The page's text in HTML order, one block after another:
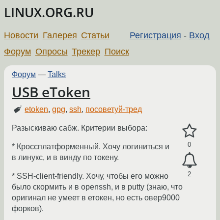
LINUX.ORG.RU
Регистрация - Вход
Новости Галерея Статьи
Форум Опросы Трекер Поиск
Форум — Talks
USB eToken
etoken,gpg,ssh, посоветуй-тред
0
2
Разыскиваю сабж. Критерии выбора:
* Кроссплатформенный. Хочу логиниться и
в линукс, и в винду по токену.
* SSH-client-friendly. Хочу, чтобы его можно
было скормить и в openssh, и в putty (знаю, что
оригинал не умеет в етокен, но есть овер9000
форков).